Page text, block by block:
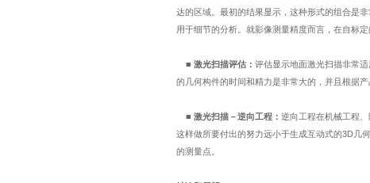
达的区域。最初的结果显示，这种形式的组合是
用于细节的分析。就影像测量精度而言，在自标
■ 激光扫描评估： 评估显示地面激光扫描非常适
的几何构件的时间和精力是非常大的，并且根据
■ 激光扫描－逆向工程： 逆向工程在机械工程
这样做所要付出的努力远小于生成互动式的3D几
的测量点。